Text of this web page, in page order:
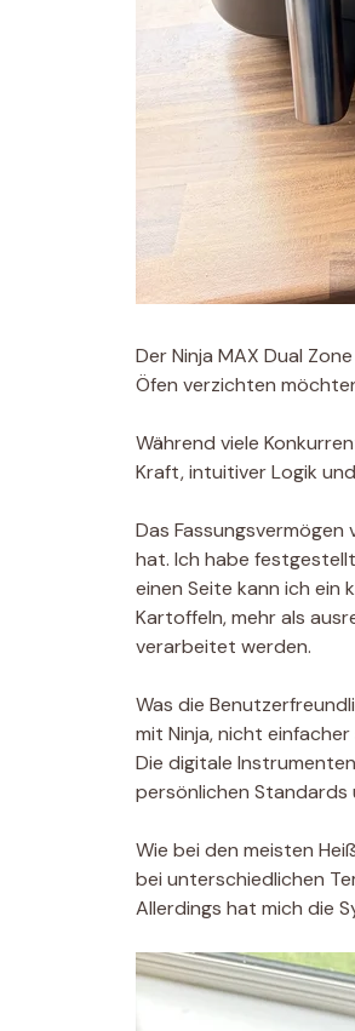
Der Ninja MAX Dual
Öfen verzichten
Während viele
Kraft, intuitiver Logik
Das
hat. Ich habe
einen Seite kann ich ein
Kartoffeln, mehr als
verarbeitet werden.
Was die
mit Ninja, nicht einfacher
Die digitale
persönlichen
Wie bei den meisten
bei unterschiedlichen
Allerdings hat mich die